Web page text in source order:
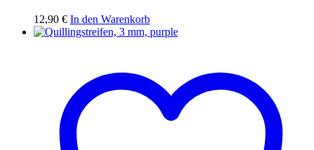
12,90 € In den Warenkorb